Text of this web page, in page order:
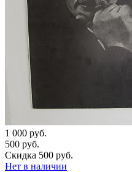
1 000 руб.
500 руб.
Скидка 500 руб.
Нет в наличии